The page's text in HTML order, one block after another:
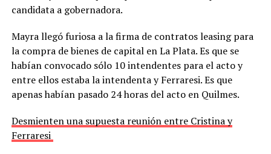
candidata a gobernadora.
Mayra llegó furiosa a la firma de contratos leasing para
la compra de bienes de capital en La Plata. Es que se
habían convocado sólo 10 intendentes para el acto y
entre ellos estaba la intendenta y Ferraresi. Es que
apenas habían pasado 24 horas del acto en Quilmes.
Desmienten una supuesta reunión entre Cristina y
Ferraresi